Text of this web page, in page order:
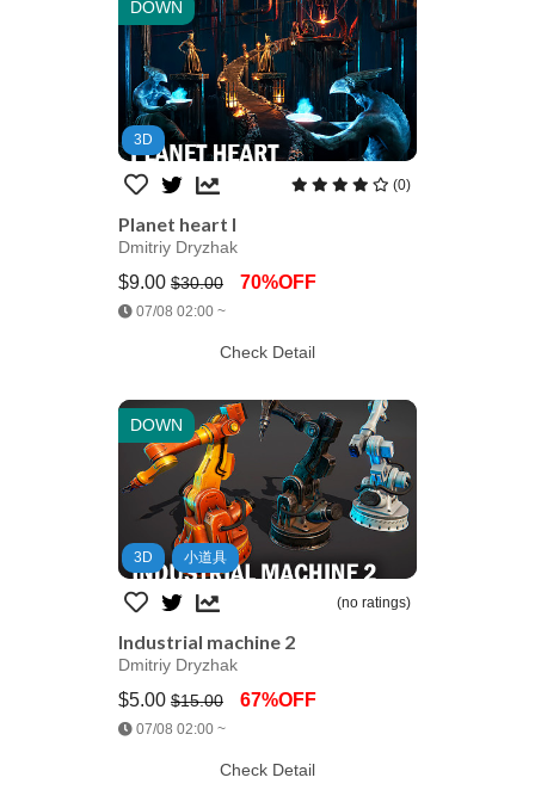
DOWN
3D
(0)
Planet heart I
Dmitriy Dryzhak
$9.00 $30.00 70%OFF
07/08 02:00 ~
Check Detail
DOWN
Jump AssetStore
3D 小道具
(no ratings)
Industrial machine 2
Dmitriy Dryzhak
$5.00 $15.00 67%OFF
07/08 02:00 ~
Check Detail
Jump AssetStore